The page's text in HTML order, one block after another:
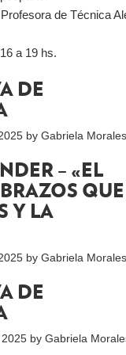
de Técnica
a 19 hs.
DE
by Gabriela Morales
– «EL
QUE
Y LA
by Gabriela Morales
DE
by Gabriela